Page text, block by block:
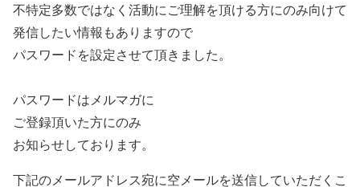
不特定多数ではなく活動にご理解を頂ける方にのみ向けて
発信したい情報もありますので
パスワードを設定させて頂きました。
パスワードはメルマガに
ご登録頂いた方にのみ
お知らせしております。
下記のメールアドレス宛に空メールを送信していただくこ